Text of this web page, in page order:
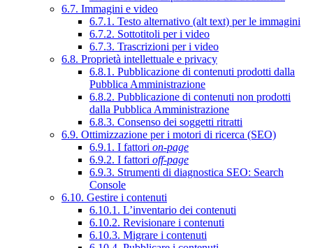
6.7. Immagini e video
6.7.1. Testo alternativo (alt text) per le immagini
6.7.2. Sottotitoli per i video
6.7.3. Trascrizioni per i video
6.8. Proprietà intellettuale e privacy
6.8.1. Pubblicazione di contenuti prodotti dalla
Pubblica Amministrazione
6.8.2. Pubblicazione di contenuti non prodotti
dalla Pubblica Amministrazione
6.8.3. Consenso dei soggetti ritratti
6.9. Ottimizzazione per i motori di ricerca (SEO)
6.9.1. I fattori on-page
6.9.2. I fattori off-page
6.9.3. Strumenti di diagnostica SEO: Search
Console
6.10. Gestire i contenuti
6.10.1. L’inventario dei contenuti
6.10.2. Revisionare i contenuti
6.10.3. Migrare i contenuti